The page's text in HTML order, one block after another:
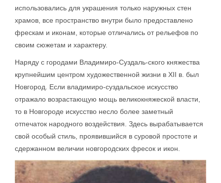
использовались для украшения только наружных стен
храмов, все пространство внутри было предоставлено
фрескам и иконам, которые отличались от рельефов по
своим сюжетам и характеру.
Наряду с городами Владимиро-Суздаль-ского княжества
крупнейшим центром художественной жизни в XII в. был
Новгород. Если владимиро-суздальское искусство
отражало возрастающую мощь великокняжеской власти,
то в Новгороде искусство несло более заметный
отпечаток народного воздействия. Здесь вырабатывается
свой особый стиль, проявившийся в суровой простоте и
сдержанном величии новгородских фресок и икон.